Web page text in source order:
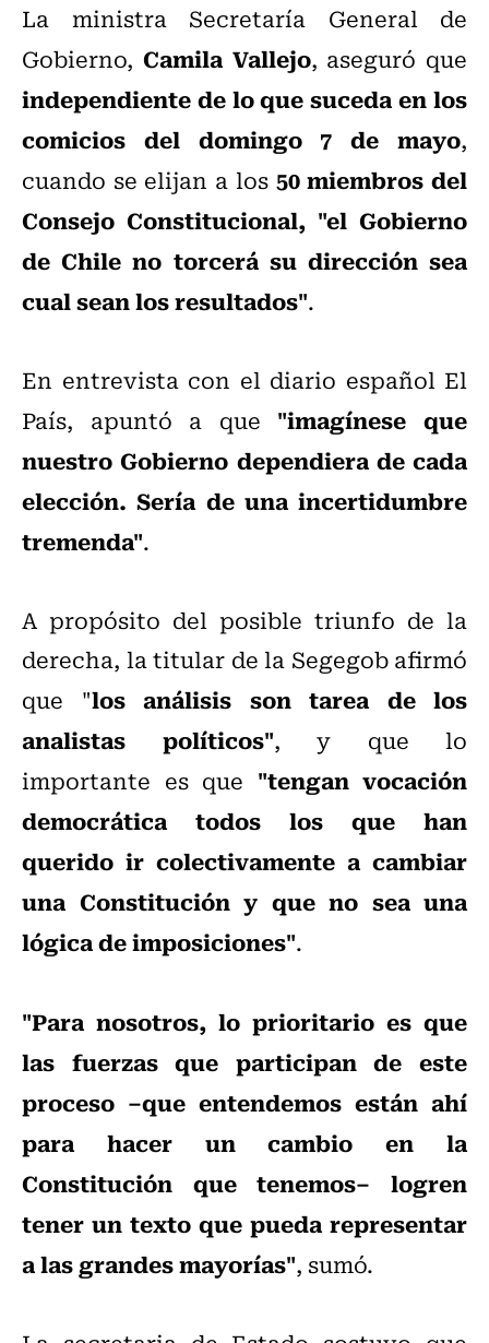
La ministra Secretaría General de
Gobierno, Camila Vallejo, aseguró que
independiente de lo que suceda en los
comicios del domingo 7 de mayo,
cuando se elijan a los50 miembros del
Consejo Constitucional, "el Gobierno
de Chile no torcerá su dirección sea
cual sean los resultados".
En entrevista con el diario español El
País, apuntó a que "imagínese que
nuestro Gobierno dependiera de cada
elección. Sería de una incertidumbre
tremenda".
A propósito del posible triunfo de la
derecha, la titular de la Segegob afirmó
que "los análisis son tarea de los
analistas políticos", y que lo
importante es que "tengan vocación
democrática todos los que han
querido ir colectivamente a cambiar
una Constitución y que no sea una
lógica de imposiciones".
"Para nosotros, lo prioritario es que
las fuerzas que participan de este
proceso –que entendemos están ahí
para hacer un cambio en la
Constitución que tenemos– logren
tener un texto que pueda representar
a las grandes mayorías", sumó.